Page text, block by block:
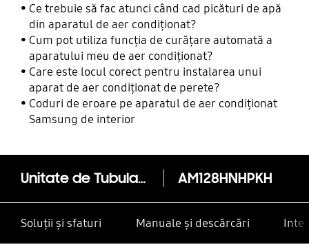
Ce trebuie să fac atunci când cad picături de apă
din aparatul de aer condiționat?
Cum pot utiliza funcția de curățare automată a
aparatului meu de aer condiționat?
Care este locul corect pentru instalarea unui
aparat de aer condiționat de perete?
Coduri de eroare pe aparatul de aer condiționat
Samsung de interior
Unitate de Tubulatură cu Disponibil Mediu de Presiune - Duct S 12.8kW AM128HNHPKH
Soluții și sfaturi Manuale și descărcări